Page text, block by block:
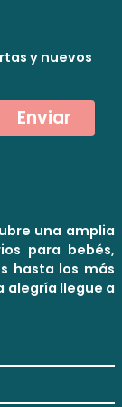
y nuevos
Enviar
una amplia
para bebés,
hasta los más
alegría llegue a